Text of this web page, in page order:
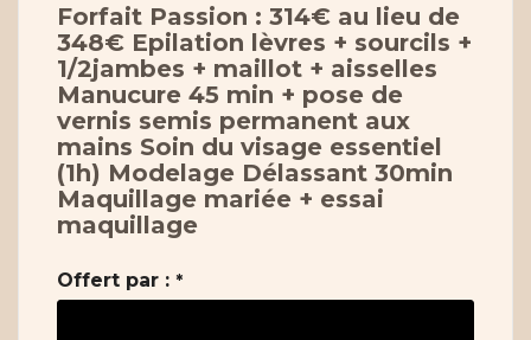
Forfait Passion : 314€ au lieu de
348€ Epilation lèvres + sourcils +
1/2jambes + maillot + aisselles
Manucure 45 min + pose de
vernis semis permanent aux
mains Soin du visage essentiel
(1h) Modelage Délassant 30min
Maquillage mariée + essai
maquillage
Offert par : *